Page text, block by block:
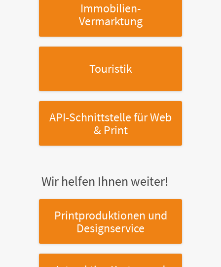
Immobilien-
Vermarktung
Touristik
API-Schnittstellefür Web
& Print
Wir helfen Ihnen weiter!
Printproduktionen und
Designservice